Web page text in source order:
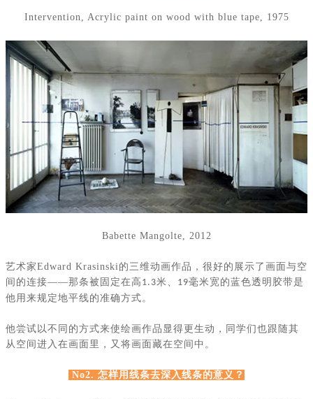
Intervention, Acrylic paint on wood with blue tape, 1975
Babette Mangolte, 2012
艺术家Edward Krasinski 的三维动画作品，很好的展示了画面与空
间的连接——那条被固定在高 1.3米、 19毫米宽的蓝色透明胶带是
他用来规定地平线的准确方式。
他尝试以不同的方式来使绘画作品显得更生动，同学们也跟随其
从空间进入在画面里，又将画面藏在空间中。
No2. 怎样用线条去深入线条的意义？